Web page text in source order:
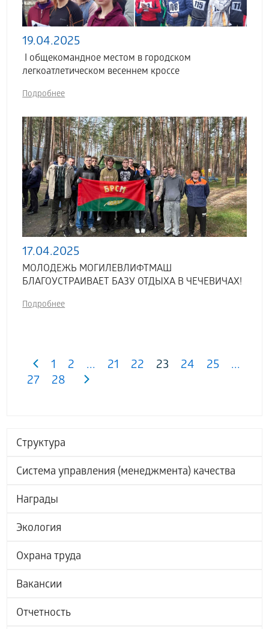
Структура
Система управления (менеджмента) качества
Награды
Экология
Охрана труда
Вакансии
Отчетность
19.04.2025
I общекомандное местом в городском
легкоатлетическом весеннем кроссе
Подробнее
17.04.2025
МОЛОДЕЖЬ МОГИЛЕВЛИФТМАШ
БЛАГОУСТРАИВАЕТ БАЗУ ОТДЫХА В ЧЕЧЕВИЧАХ!
Подробнее
1 2 ... 21 22 23 24 25
...
27
28